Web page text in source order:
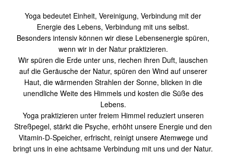
Yoga bedeutet Einheit, Vereinigung, Verbindung mit der
Energie des Lebens, Verbindung mit uns selbst.
Besonders intensiv können wir diese Lebensenergie spüren,
wenn wir in der Natur praktizieren.
Wir spüren die Erde unter uns, riechen ihren Duft, lauschen
auf die Geräusche der Natur, spüren den Wind auf unserer
Haut, die wärmenden Strahlen der Sonne, blicken in die
unendliche Weite des Himmels und kosten die Süße des
Lebens.
Yoga praktizieren unter freiem Himmel reduziert unseren
Streßpegel, stärkt die Psyche, erhöht unsere Energie und den
Vitamin-D-Speicher, erfrischt, reinigt unsere Atemwege und
bringt uns in eine achtsame Verbindung mit uns und der Natur.